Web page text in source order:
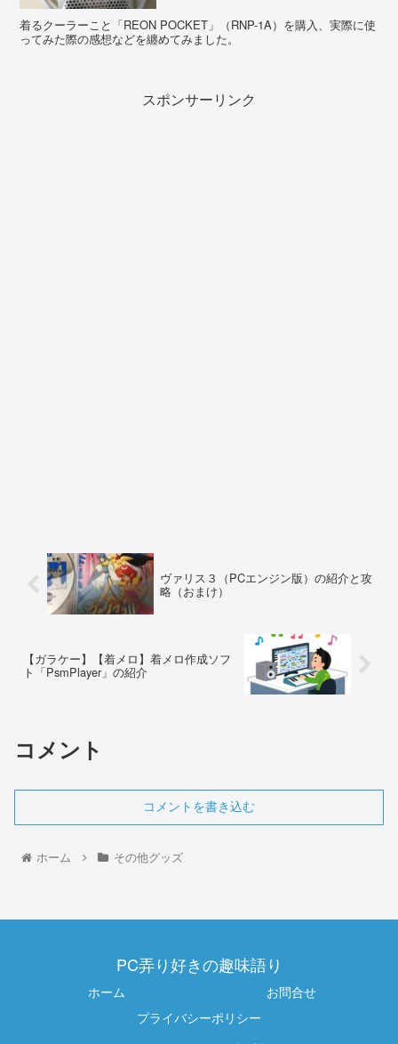
着るクーラーこと「REON POCKET」（RNP-1A）を購入、実際に使
ってみた際の感想などを纏めてみました。
スポンサーリンク
ヴァリス３（PCエンジン版）の紹介と攻
略（おまけ）
【ガラケー】【着メロ】着メロ作成ソフ
ト「PsmPlayer」の紹介
コメント
コメントを書き込む
ホーム その他グッズ
PC弄り好きの趣味語り
ホーム
お問合せ
プライバシーポリシー